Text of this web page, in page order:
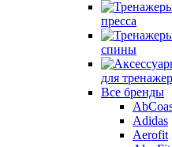
пресса
спины
для
Все бренды
Adidas
Aerofit